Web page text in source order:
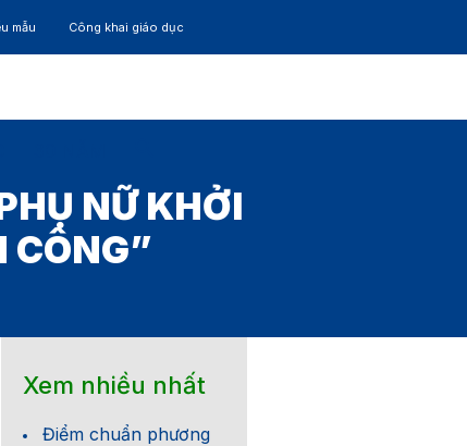
mẫu Công khai giáo dục
NỮ KHỞI
CÔNG”
Xem nhiều nhất
Điểm chuẩn phương